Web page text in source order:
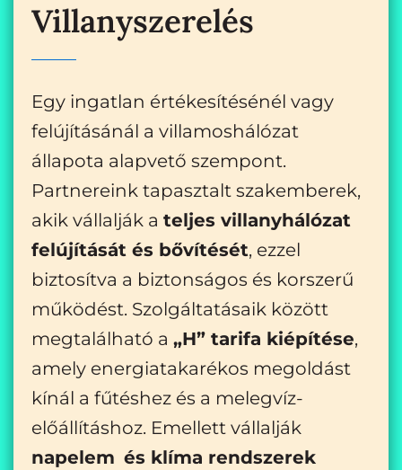
Villanyszerelés
Egy ingatlan értékesítésénél vagy
felújításánál a villamoshálózat
állapota alapvető szempont.
Partnereink tapasztalt szakemberek,
akik vállalják a teljes villanyhálózat
felújítását és bővítését, ezzel
biztosítva a biztonságos és korszerű
működést. Szolgáltatásaik között
megtalálható a „H” tarifa kiépítése,
amely energiatakarékos megoldást
kínál a fűtéshez és a melegvíz-
előállításhoz. Emellett vállalják
napelem és klíma rendszerek